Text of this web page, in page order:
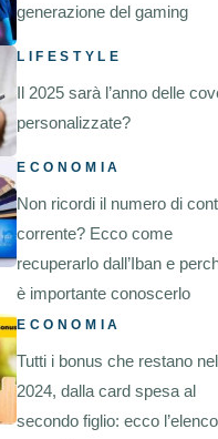
generazione del gaming
LIFESTYLE
Il 2025 sarà l’anno delle
personalizzate?
ECONOMIA
Non ricordi il numero di
corrente? Ecco come
recuperarlo dall’Iban e
è importante conoscerlo
ECONOMIA
Tutti i bonus che restano nel
2024, dalla card spesa al
secondo figlio: ecco l’elenco